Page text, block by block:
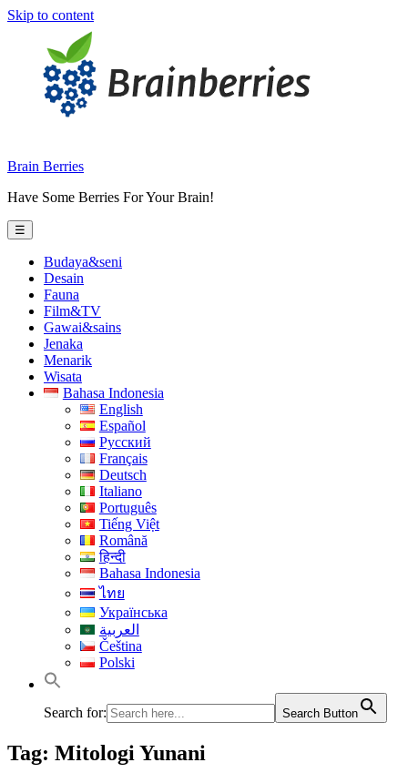
Skip to content
Brain Berries
Have Some Berries For Your Brain!
☰
Budaya&seni
Desain
Fauna
Film&TV
Gawai&sains
Jenaka
Menarik
Wisata
Bahasa Indonesia
English
Español
Русский
Français
Deutsch
Italiano
Português
Tiếng Việt
Română
हिन्दी
Bahasa Indonesia
ไทย
Українська
العربية
Čeština
Polski
Search for: Search Button
Tag: Mitologi Yunani